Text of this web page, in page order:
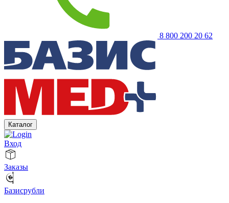
8 800 200 20 62
Каталог
Вход
Заказы
Базисрубли